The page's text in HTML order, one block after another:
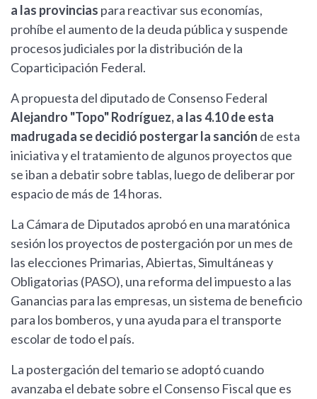
a las provincias para reactivar sus economías,
prohíbe el aumento de la deuda pública y suspende
procesos judiciales por la distribución de la
Coparticipación Federal.
A propuesta del diputado de Consenso Federal
Alejandro "Topo" Rodríguez, a las 4.10 de esta
madrugada se decidió postergar la sanción de esta
iniciativa y el tratamiento de algunos proyectos que
se iban a debatir sobre tablas, luego de deliberar por
espacio de más de 14 horas.
La Cámara de Diputados aprobó en una maratónica
sesión los proyectos de postergación por un mes de
las elecciones Primarias, Abiertas, Simultáneas y
Obligatorias (PASO), una reforma del impuesto a las
Ganancias para las empresas, un sistema de beneficio
para los bomberos, y una ayuda para el transporte
escolar de todo el país.
La postergación del temario se adoptó cuando
avanzaba el debate sobre el Consenso Fiscal que es